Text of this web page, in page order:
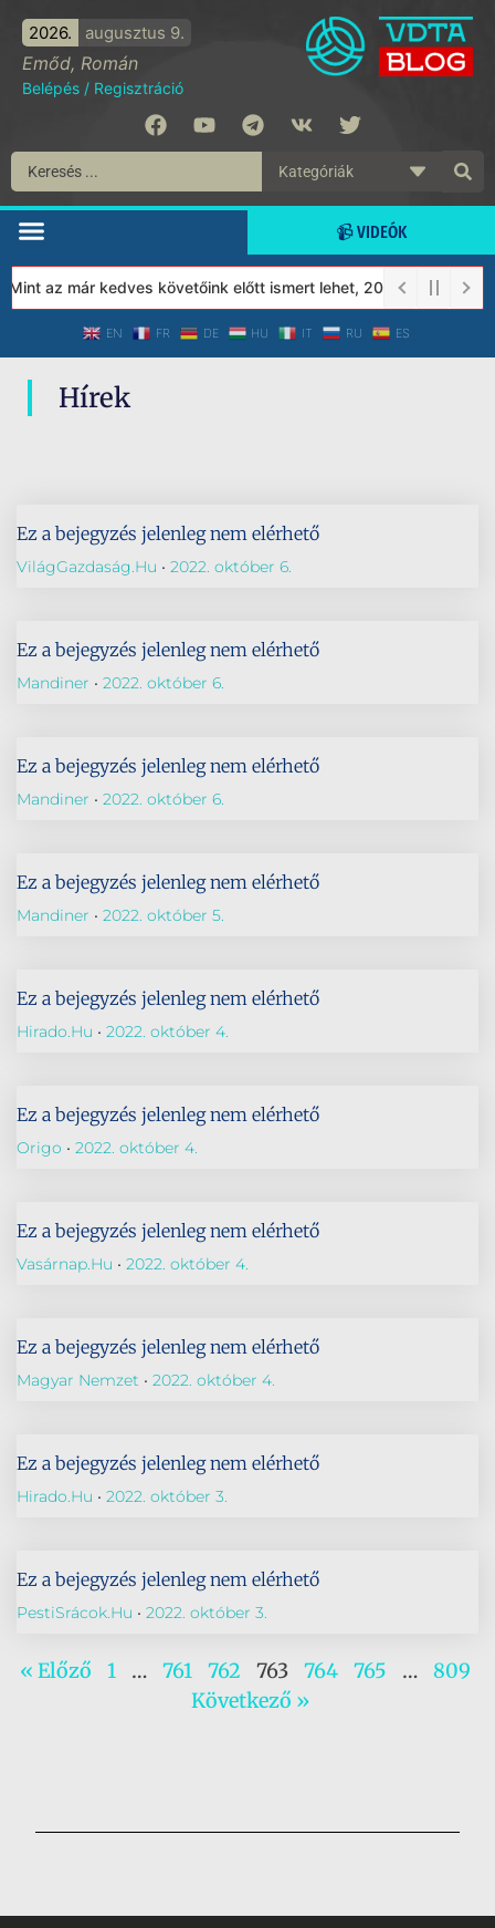
2026. augusztus 9.
Emőd, Román
Belépés / Regisztráció
📹 VIDEÓK
az már kedves követőink előtt ismert lehet, 2023-tól a
EN FR DE HU IT RU ES
Hírek
Ez a bejegyzés jelenleg nem elérhető
VilágGazdaság.hu 2022. október 6.
Ez a bejegyzés jelenleg nem elérhető
Mandiner 2022. október 6.
Ez a bejegyzés jelenleg nem elérhető
Mandiner 2022. október 6.
Ez a bejegyzés jelenleg nem elérhető
Mandiner 2022. október 5.
Ez a bejegyzés jelenleg nem elérhető
Hirado.hu 2022. október 4.
Ez a bejegyzés jelenleg nem elérhető
Origo 2022. október 4.
Ez a bejegyzés jelenleg nem elérhető
Vasárnap.hu 2022. október 4.
Ez a bejegyzés jelenleg nem elérhető
Magyar Nemzet 2022. október 4.
Ez a bejegyzés jelenleg nem elérhető
Hirado.hu 2022. október 3.
Ez a bejegyzés jelenleg nem elérhető
PestiSrácok.hu 2022. október 3.
« Előző 1 … 761 762 763 764 765 …
809
Következő »